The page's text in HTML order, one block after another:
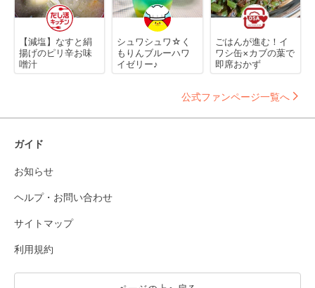
【減塩】なすと絹
揚げのピリ辛お味
噌汁
シュワシュワ☆く
もりんブルーハワ
イゼリー♪
ごはんが進む！イ
ワシ缶×カブの葉で
即席おかず
公式ファンページ一覧へ
ガイド
お知らせ
ヘルプ・お問い合わせ
サイトマップ
利用規約